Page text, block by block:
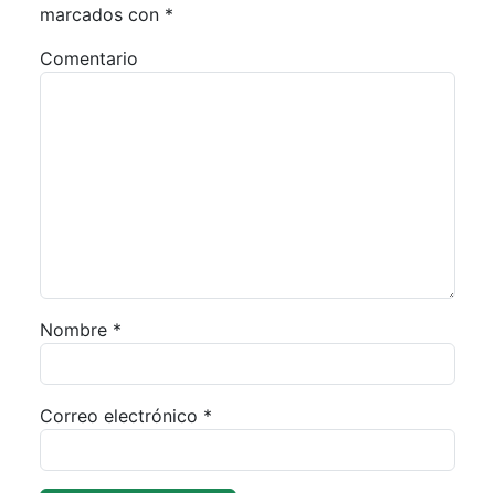
marcados con *
Comentario
Nombre *
Correo electrónico *